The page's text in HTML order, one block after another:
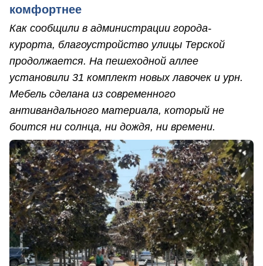
комфортнее
Как сообщили в администрации города-
курорта, благоустройство улицы Терской
продолжается. На пешеходной аллее
установили 31 комплект новых лавочек и урн.
Мебель сделана из современного
антивандального материала, который не
боится ни солнца, ни дождя, ни времени.